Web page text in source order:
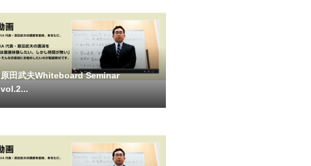
原田武夫Whiteboard Seminar
vol.2...